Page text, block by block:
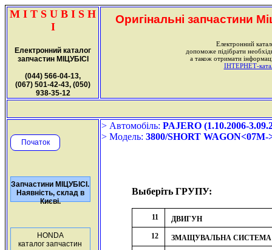
M I T S U B I S H
I
Електронний каталог
запчастин МІЦУБІСІ
(044) 566-04-13,
(067) 501-42-43, (050)
938-35-12
Оригінальні запчастини
Електронний
допоможе підібрати
а також отримати
ІНТЕРНЕТ-
Початок
Запчастини МІЦУБІСІ.
Наявність, склад в
Києві.
HONDA
каталог запчастин
> Автомобіль: PAJERO (1.10.2006-
> Модель: 3800/SHORT WAGON<07M-
Выберіть ГРУПУ:
11
ДВИГУН
12
ЗМАЩУВАЛЬНА СИСТЕМА